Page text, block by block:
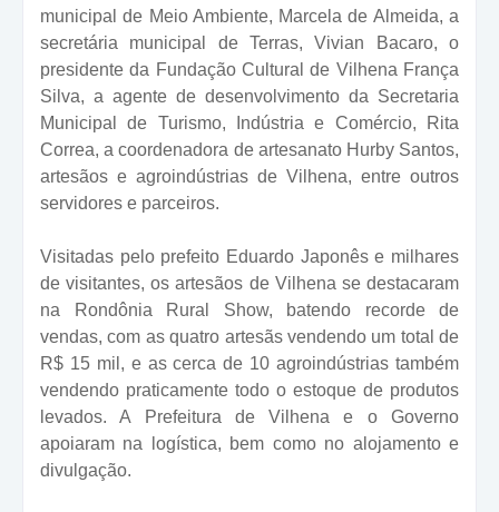
municipal de Meio Ambiente, Marcela de Almeida, a
secretária municipal de Terras, Vivian Bacaro, o
presidente da Fundação Cultural de Vilhena França
Silva, a agente de desenvolvimento da Secretaria
Municipal de Turismo, Indústria e Comércio, Rita
Correa, a coordenadora de artesanato Hurby Santos,
artesãos e agroindústrias de Vilhena, entre outros
servidores e parceiros.
Visitadas pelo prefeito Eduardo Japonês e milhares
de visitantes, os artesãos de Vilhena se destacaram
na Rondônia Rural Show, batendo recorde de
vendas, com as quatro artesãs vendendo um total de
R$ 15 mil, e as cerca de 10 agroindústrias também
vendendo praticamente todo o estoque de produtos
levados. A Prefeitura de Vilhena e o Governo
apoiaram na logística, bem como no alojamento e
divulgação.